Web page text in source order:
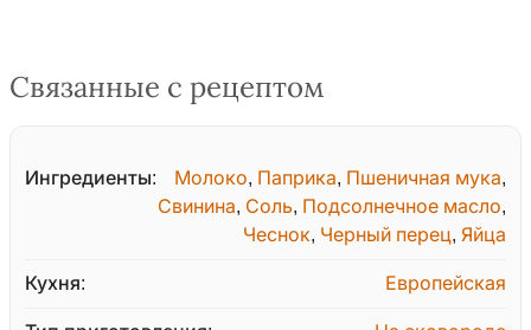
Связанные с рецептом
Ингредиенты: Молоко, Паприка, Пшеничная мука,
Свинина, Соль, Подсолнечное масло,
Чеснок, Черный перец, Яйца
Кухня: Европейская